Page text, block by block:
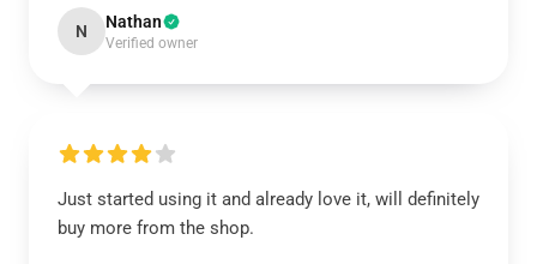
N Nathan
Verified owner
Just started using it and already love it, will definitely
buy more from the shop.